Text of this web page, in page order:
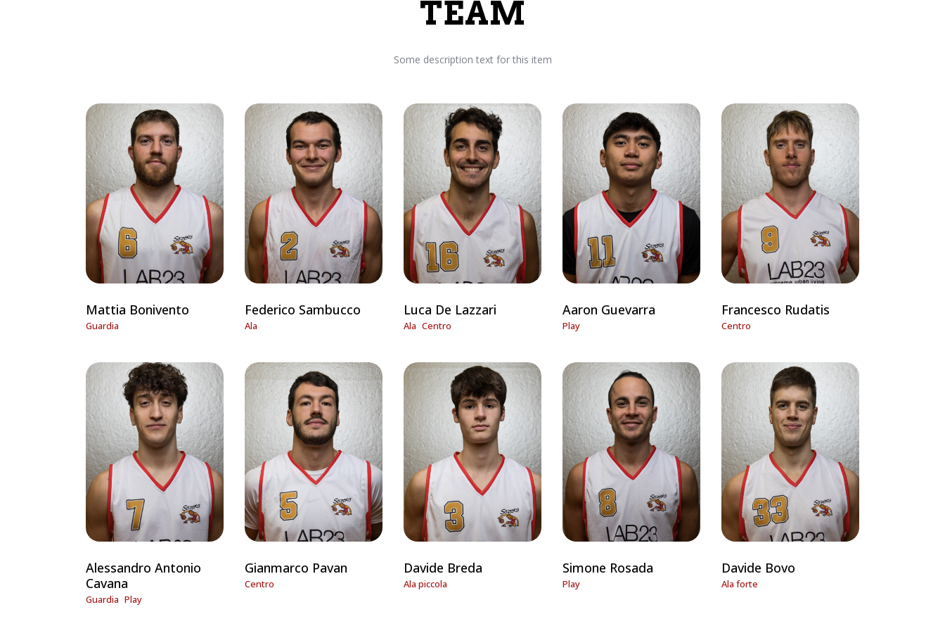
TEAM
Some description text for this item
Mattia Bonivento
Guardia
Federico Sambucco
Ala
Luca De Lazzari
Ala Centro
Aaron Guevarra
Play
Francesco Rudatis
Centro
Alessandro Antonio
Cavana
Guardia Play
Gianmarco Pavan
Centro
Davide Breda
Ala piccola
Simone Rosada
Play
Davide Bovo
Ala forte